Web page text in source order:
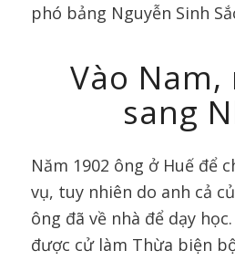
phó bảng Nguyễn Sinh
Vào Nam,
sang
Năm 1902 ông ở Huế để
vụ, tuy nhiên do anh cả
ông đã về nhà để dạy
được cử làm Thừa biện